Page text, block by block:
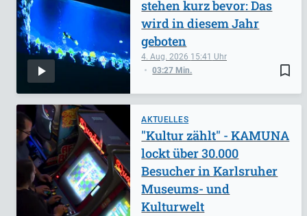
bookmark_border
4. Aug. 2026 15:41
03:27 Min.
stehen kurz bevor: Das
wird in diesem Jahr
geboten
AKTUELLES
"Kultur zählt" - KAMUNA
lockt über 30.000
Besucher in Karlsruher
Museums- und
Kulturwelt